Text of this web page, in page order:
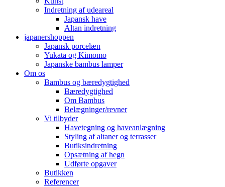
Indretning af udeareal
Japansk have
Altan indretning
japanershoppen
Japansk porcelæn
Yukata og Kimomo
Japanske bambus lamper
Om os
Bambus og bæredygtighed
Bæredygtighed
Om Bambus
Belægninger/revner
Vi tilbyder
Havetegning og haveanlægning
Styling af altaner og terrasser
Butiksindretning
Opsætning af hegn
Udførte opgaver
Butikken
Referencer